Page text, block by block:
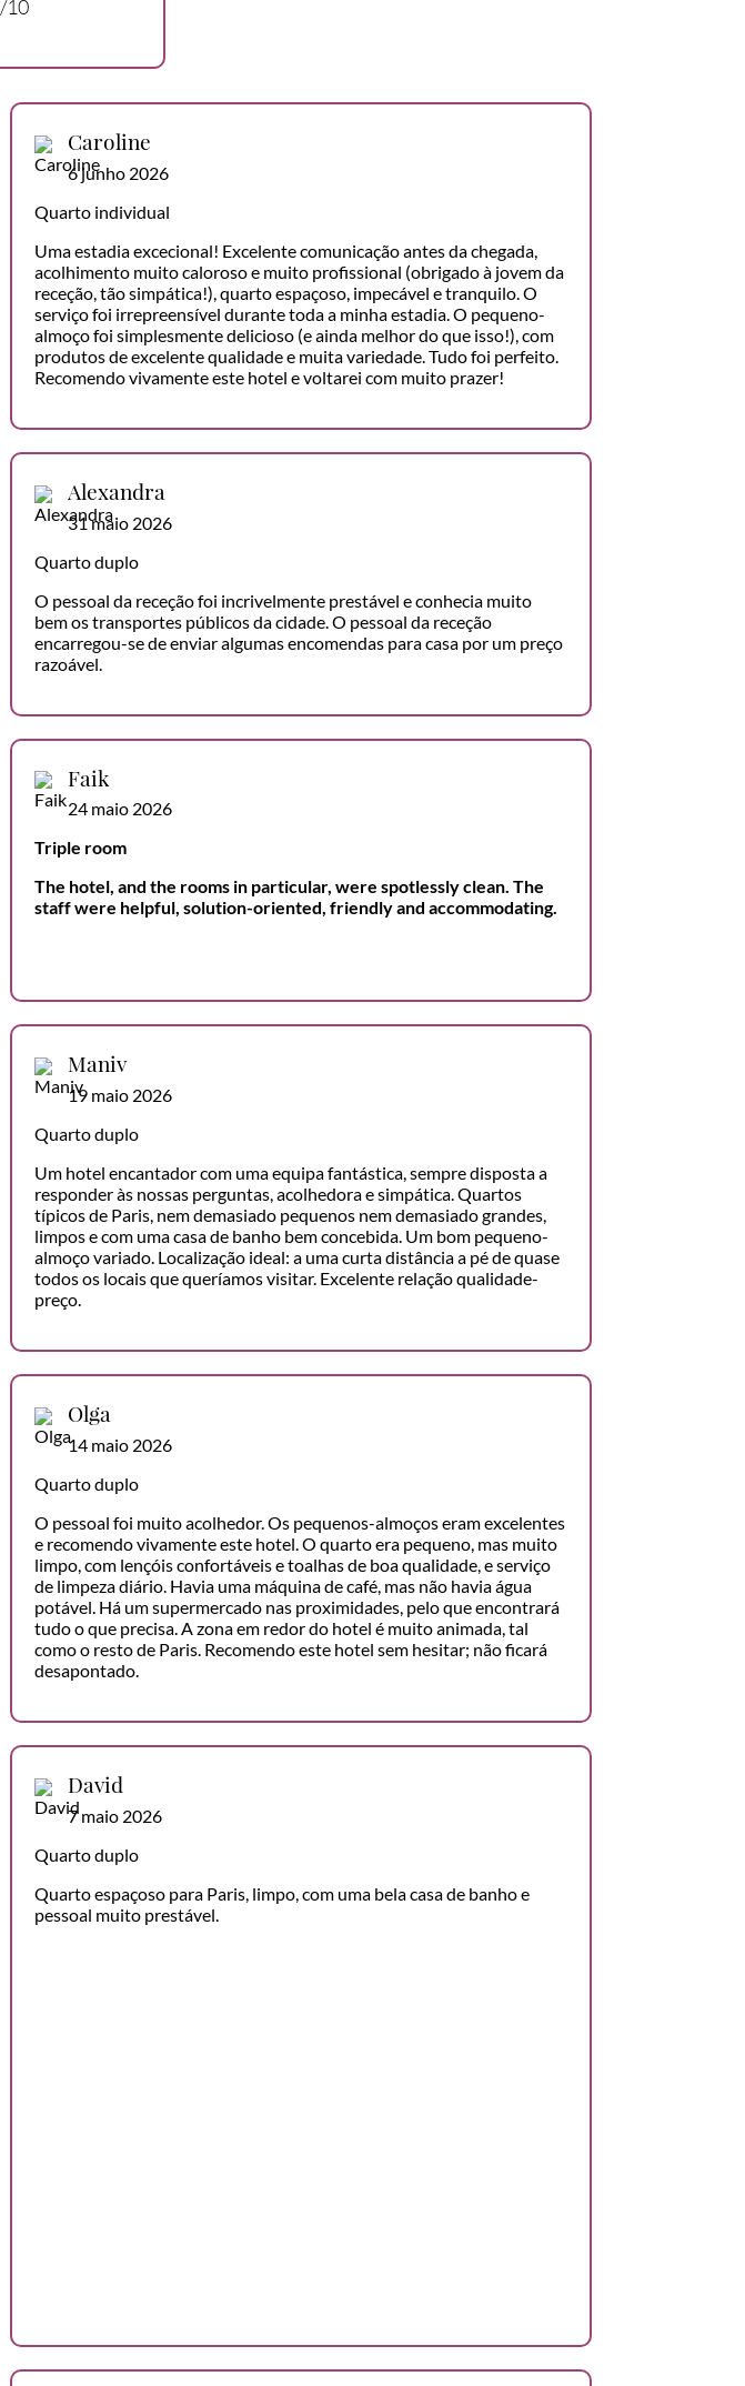
/10
Caroline
6 junho 2026
Quarto individual
Uma estadia excecional! Excelente comunicação antes da chegada,
acolhimento muito caloroso e muito profissional (obrigado à jovem da
receção, tão simpática!), quarto espaçoso, impecável e tranquilo. O
serviço foi irrepreensível durante toda a minha estadia. O pequeno-
almoço foi simplesmente delicioso (e ainda melhor do que isso!), com
produtos de excelente qualidade e muita variedade. Tudo foi perfeito.
Recomendo vivamente este hotel e voltarei com muito prazer!
Alexandra
31 maio 2026
Quarto duplo
O pessoal da receção foi incrivelmente prestável e conhecia muito
bem os transportes públicos da cidade. O pessoal da receção
encarregou-se de enviar algumas encomendas para casa por um preço
razoável.
Faik
24 maio 2026
Triple room
The hotel, and the rooms in particular, were spotlessly clean. The
staff were helpful, solution-oriented, friendly and accommodating.
Maniv
19 maio 2026
Quarto duplo
Um hotel encantador com uma equipa fantástica, sempre disposta a
responder às nossas perguntas, acolhedora e simpática. Quartos
típicos de Paris, nem demasiado pequenos nem demasiado grandes,
limpos e com uma casa de banho bem concebida. Um bom pequeno-
almoço variado. Localização ideal: a uma curta distância a pé de quase
todos os locais que queríamos visitar. Excelente relação qualidade-
preço.
Olga
14 maio 2026
Quarto duplo
O pessoal foi muito acolhedor. Os pequenos-almoços eram excelentes
e recomendo vivamente este hotel. O quarto era pequeno, mas muito
limpo, com lençóis confortáveis e toalhas de boa qualidade, e serviço
de limpeza diário. Havia uma máquina de café, mas não havia água
potável. Há um supermercado nas proximidades, pelo que encontrará
tudo o que precisa. A zona em redor do hotel é muito animada, tal
como o resto de Paris. Recomendo este hotel sem hesitar; não ficará
desapontado.
David
7 maio 2026
Quarto duplo
Quarto espaçoso para Paris, limpo, com uma bela casa de banho e
pessoal muito prestável.